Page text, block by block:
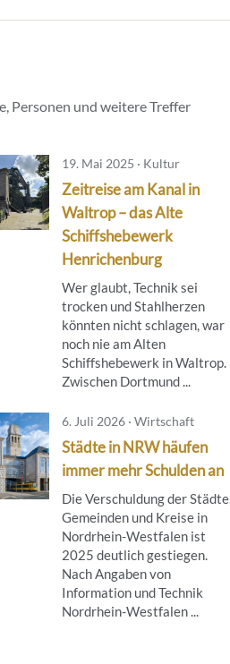
Personen und weitere Treffer
19. Mai 2025 · Kultur
Zeitreise am Kanal in
Waltrop – das Alte
Schiffshebewerk
Henrichenburg
Wer glaubt, Technik sei
trocken und Stahlherzen
könnten nicht schlagen, war
noch nie am Alten
Schiffshebewerk in Waltrop.
Zwischen Dortmund ...
6. Juli 2026 · Wirtschaft
Städte in NRW häufen
immer mehr Schulden an
Die Verschuldung der Städte,
Gemeinden und Kreise in
Nordrhein-Westfalen ist
2025 deutlich gestiegen.
Nach Angaben von
Information und Technik
Nordrhein-Westfalen ...